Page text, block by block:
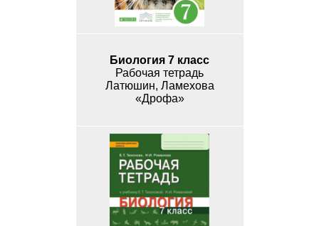
Биология 7 класс
Рабочая тетрадь
Латюшин, Ламехова
«Дрофа»